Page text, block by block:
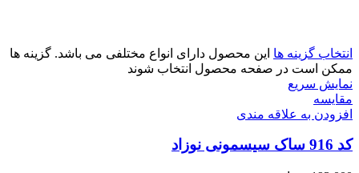
انتخاب گزینه ها این محصول دارای انواع مختلفی می باشد. گزینه ها
ممکن است در صفحه محصول انتخاب شوند
نمایش سریع
مقايسه
افزودن به علاقه مندی
کد 916 ساک سیسمونی نوزاد